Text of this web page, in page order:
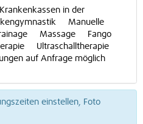
in der
Manuelle
Massage Fango
Ultraschalltherapie
auf Anfrage möglich
einstellen, Foto